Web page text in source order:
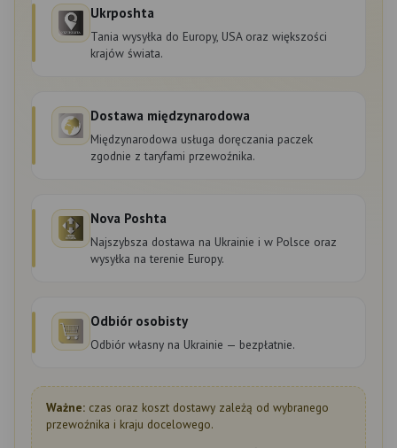
Ukrposhta
Tania wysyłka do Europy, USA oraz większości
krajów świata.
Dostawa międzynarodowa
Międzynarodowa usługa doręczania paczek
zgodnie z taryfami przewoźnika.
Nova Poshta
Najszybsza dostawa na Ukrainie i w Polsce oraz
wysyłka na terenie Europy.
Odbiór osobisty
Odbiór własny na Ukrainie — bezpłatnie.
Ważne: czas oraz koszt dostawy zależą od wybranego
przewoźnika i kraju docelowego.